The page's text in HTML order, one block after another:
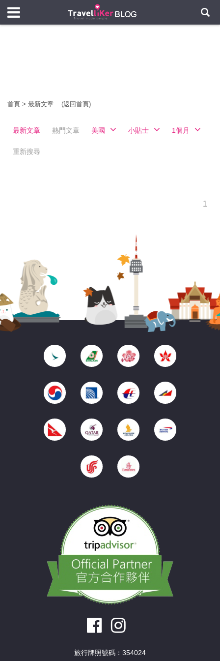
首頁 > 最新文章 (返回首頁)
最新文章 熱門文章 美國 小貼士 1個月
重新搜尋
1
旅行牌照號碼：354024